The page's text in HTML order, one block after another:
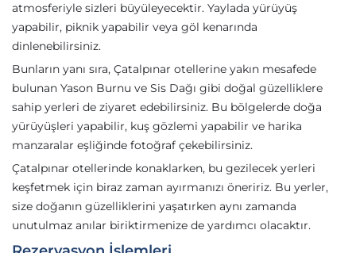
atmosferiyle sizleri büyüleyecektir. Yaylada yürüyüş
yapabilir, piknik yapabilir veya göl kenarında
dinlenebilirsiniz.
Bunların yanı sıra, Çatalpınar otellerine yakın mesafede
bulunan Yason Burnu ve Sis Dağı gibi doğal güzelliklere
sahip yerleri de ziyaret edebilirsiniz. Bu bölgelerde doğa
yürüyüşleri yapabilir, kuş gözlemi yapabilir ve harika
manzaralar eşliğinde fotoğraf çekebilirsiniz.
Çatalpınar otellerinde konaklarken, bu gezilecek yerleri
keşfetmek için biraz zaman ayırmanızı öneririz. Bu yerler,
size doğanın güzelliklerini yaşatırken aynı zamanda
unutulmaz anılar biriktirmenize de yardımcı olacaktır.